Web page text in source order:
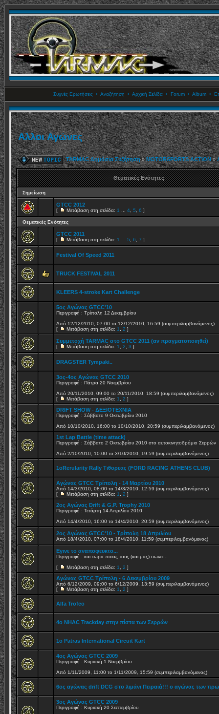
Συχνές Ερωτήσεις • Αναζήτηση • Αρχική Σελίδα• Forum• Album•
Αλλοι Αγώνες
TARMAC Δημόσια Συζήτηση»MOTORSPORTS ACTION»
Θεματικές Ενότητες
Σημείωση
GTCC 2012
[ Μετάβαση στη σελίδα: 1 4 5 6 ]
Θεματικές Ενότητες
GTCC 2011
[ Μετάβαση στη σελίδα: 1 5 6 7 ]
Festival Of Speed 2011
TRUCK FESTIVAL 2011
KLEERS 4-stroke Kart Challenge
5ος Αγώνας GTCC'10
Περιγραφή : Τρίπολη 12 Δεκεμβρίου
Από 12/12/2010, 07:00 το 12/12/2010, 16:59 (συμπεριλαμβανόμενος)
[
Μετάβαση στη σελίδα: 1 2 ]
Συμμετοχή TARMAC στο GTCC 2011 (αν πραγματοποιηθεί)
[ Μετάβαση στη σελίδα: 1 2 3 ]
DRAGSTER Tympaki..
3ος-4ος Αγώνας GTCC 2010
Περιγραφή : Πάτρα 20 Νοεμβρίου
Από 20/11/2010, 09:00 το 20/11/2010, 18:59 (συμπεριλαμβανόμενος)
[
Μετάβαση στη σελίδα: 1 2 ]
DRIFT SHOW - ΔΕΞΙΟΤΕΧΝΙΑ
Περιγραφή : Σάββατο 9 Οκτωβρίου 2010
Από 10/10/2010, 16:00 το 10/10/2010, 20:59 (συμπεριλαμβανόμενος)
1st Lap Battle (time attack)
Περιγραφή : Σάββατο 2 Οκτωβρίου 2010 στο αυτοκινητοδρόμιο Σερρών
Από 2/10/2010, 10:00 το 3/10/2010, 19:59 (συμπεριλαμβανόμενος)
1οRerularity Rally Τιθορεας (FORD RACING ATHENS CLUB)
Αγώνας GTCC Τρίπολη - 14 Μαρτίου 2010
Από 14/3/2010, 08:00 το 14/3/2010, 12:59 (συμπεριλαμβανόμενος)
[
Μετάβαση στη σελίδα: 1 2 ]
2ος Αγώνας Drift & G.P. Trophy 2010
Περιγραφή : Τετάρτη 14 Απριλίου 2010
Από 14/4/2010, 16:00 το 14/4/2010, 20:59 (συμπεριλαμβανόμενος)
2ος Αγώνας GTCC'10 - Τρίπολη 18 Απριλίου
Από 18/4/2010, 07:00 το 18/4/2010, 11:59 (συμπεριλαμβανόμενος)
Εγινε το αναποφευκτο...
Περιγραφή : και τωρα ποιος τους (και μας) σωνει...
[
Μετάβαση στη σελίδα: 1 2 ]
Αγώνας GTCC Τρίπολη - 6 Δεκεμβρίου 2009
Από 6/12/2009, 09:00 το 6/12/2009, 13:59 (συμπεριλαμβανόμενος)
[
Μετάβαση στη σελίδα: 1 2 ]
Alfa Trofeo
4ο NHAC Trackday στην πίστα των Σερρών
1ο Patras International Circuit Kart
4ος Αγώνας GTCC 2009
Περιγραφή : Κυριακή 1 Νοεμβρίου
Από 1/11/2009, 11:00 το 1/11/2009, 15:59 (συμπεριλαμβανόμενος)
6ος αγώνας drift DCG στο λιμάνι Πειραιά!!! ο αγώνας των
3ος Αγώνας GTCC 2009
Περιγραφή : Κυριακή 20 Σεπτεμβρίου